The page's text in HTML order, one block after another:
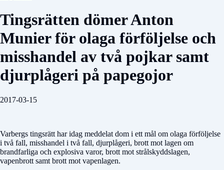
Tingsrätten dömer Anton
Munier för olaga förföljelse och
misshandel av två pojkar samt
djurplågeri på papegojor
2017-03-15
Varbergs tingsrätt har idag meddelat dom i ett mål om olaga förföljelse
i två fall, misshandel i två fall, djurplågeri, brott mot lagen om
brandfarliga och explosiva varor, brott mot strålskyddslagen,
vapenbrott samt brott mot vapenlagen.